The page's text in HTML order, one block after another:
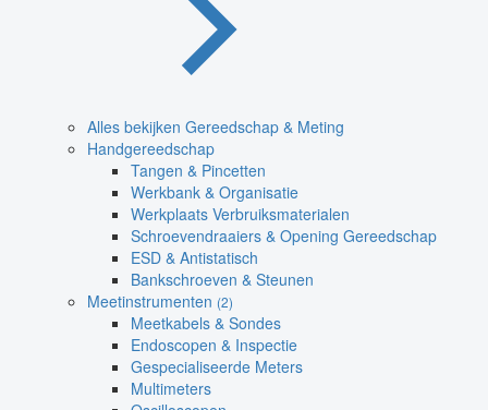
Alles bekijken Gereedschap & Meting
Handgereedschap
Tangen & Pincetten
Werkbank & Organisatie
Werkplaats Verbruiksmaterialen
Schroevendraaiers & Opening Gereedschap
ESD & Antistatisch
Bankschroeven & Steunen
Meetinstrumenten (2)
Meetkabels & Sondes
Endoscopen & Inspectie
Gespecialiseerde Meters
Multimeters